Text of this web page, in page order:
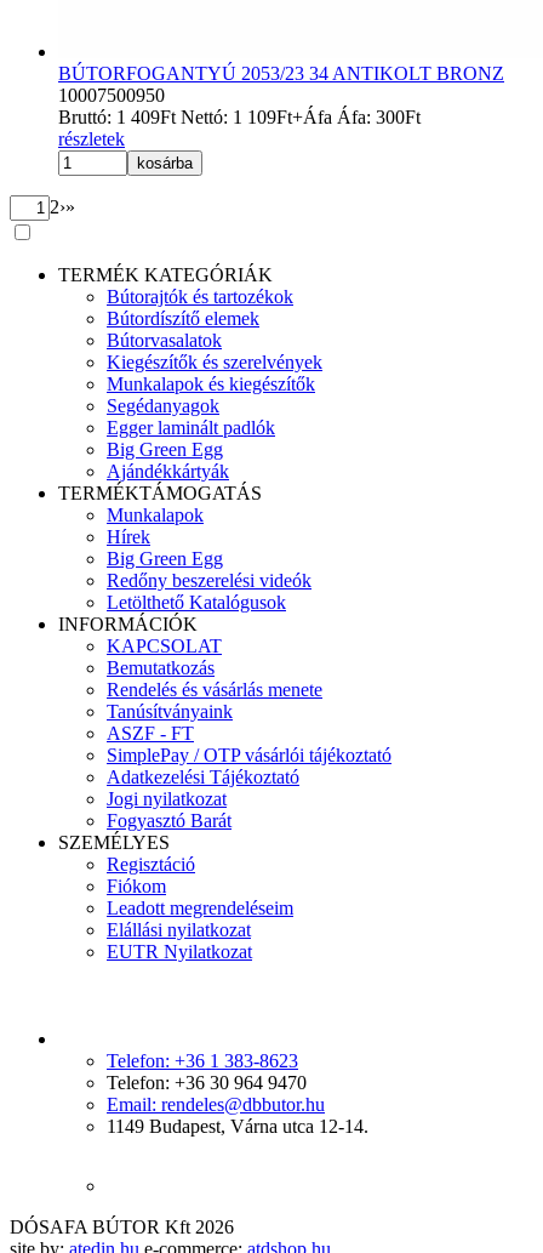
BÚTORFOGANTYÚ 2053/23 34 ANTIKOLT BRONZ
10007500950
Bruttó: 1 409Ft Nettó: 1 109Ft+Áfa Áfa: 300Ft
részletek
kosárba
2›»
TERMÉK KATEGÓRIÁK
Bútorajtók és tartozékok
Bútordíszítő elemek
Bútorvasalatok
Kiegészítők és szerelvények
Munkalapok és kiegészítők
Segédanyagok
Egger laminált padlók
Big Green Egg
Ajándékkártyák
TERMÉKTÁMOGATÁS
Munkalapok
Hírek
Big Green Egg
Redőny beszerelési videók
Letölthető Katalógusok
INFORMÁCIÓK
KAPCSOLAT
Bemutatkozás
Rendelés és vásárlás menete
Tanúsítványaink
ASZF - FT
SimplePay / OTP vásárlói tájékoztató
Adatkezelési Tájékoztató
Jogi nyilatkozat
Fogyasztó Barát
SZEMÉLYES
Regisztáció
Fiókom
Leadott megrendeléseim
Elállási nyilatkozat
EUTR Nyilatkozat
Telefon: +36 1 383-8623
Telefon: +36 30 964 9470
Email: rendeles@dbbutor.hu
1149 Budapest, Várna utca 12-14.
DÓSAFA BÚTOR Kft 2026
site by: atedin.hu e-commerce: atdshop.hu